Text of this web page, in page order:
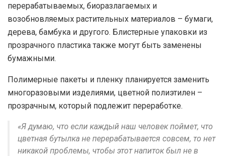
перерабатываемых, биоразлагаемых и
возобновляемых растительных материалов – бумаги,
дерева, бамбука и другого. Блистерные упаковки из
прозрачного пластика также могут быть заменены
бумажными.
Полимерные пакеты и пленку планируется заменить
многоразовыми изделиями, цветной полиэтилен –
прозрачным, который подлежит переработке.
«Я думаю, что если каждый наш человек поймет, что
цветная бутылка не перерабатывается совсем, то нет
никакой проблемы, чтобы этот напиток был не в